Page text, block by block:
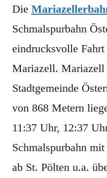
Die
Schmalspurbahn
eindrucksvolle
Mariazell. Mariazell
Stadtgemeinde
von 868 Metern
11:37 Uhr, 12:37
Schmalspurbahn
ab St. Pölten u.a.